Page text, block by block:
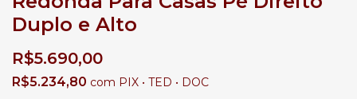
Duplo e Alto
R$5.690,00
R$5.234,80 com PIX • TED • DOC